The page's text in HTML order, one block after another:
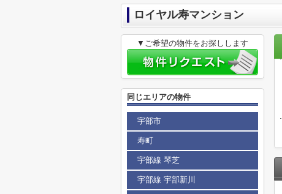
ロイヤル寿マンション
▼ご希望の物件をお探しします
同じエリアの物件
宇部市
寿町
宇部線 琴芝
宇部線 宇部新川